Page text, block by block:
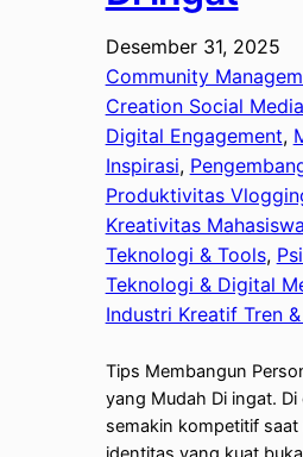
Desember 31, 2025
Community
Creation Social
Digital Engagement,
Inspirasi,
Produktivitas
Kreativitas
Teknologi & Tools,
Teknologi & Digital
Industri Kreatif Tren
Tips Membangun
yang Mudah Di ingat. Di
semakin kompetitif saat